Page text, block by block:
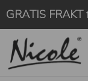
GRATIS